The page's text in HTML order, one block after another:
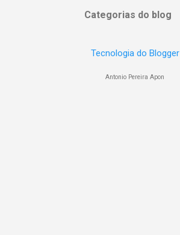
Categorias do blog
Tecnologia do Blogger
Antonio Pereira Apon